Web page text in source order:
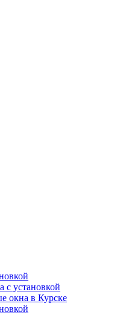
установкой
окна в Курске